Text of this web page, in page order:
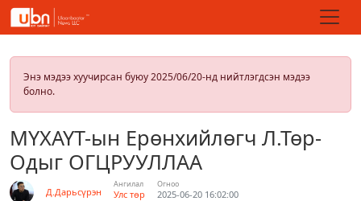
Энэ мэдээ хуучирсан буюу 2025/06/20-нд нийтлэгдсэн мэдээ
болно.
МҮХАҮТ-ын Ерөнхийлөгч Л.Төр-
Одыг ОГЦРУУЛЛАА
Д.Дарьсүрэн
Ангилал
Улс төр
Огноо
2025-06-20 16:02:00